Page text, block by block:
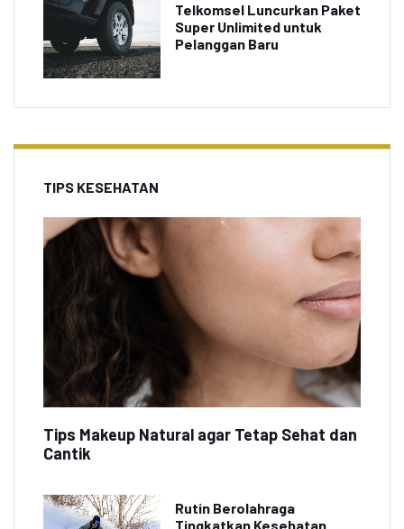
Telkomsel Luncurkan Paket
Super Unlimited untuk
Pelanggan Baru
TIPS KESEHATAN
Tips Makeup Natural agar Tetap Sehat dan
Cantik
Rutin Berolahraga
Tingkatkan Kesehatan